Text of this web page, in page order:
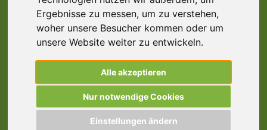
Ergebnisse zu messen, um zu verstehen,
woher unsere Besucher kommen oder um
unsere Website weiter zu entwickeln.
Alle akzeptieren
Nur notwendige Cookies
Einstellungen ändern
Helfer (m/w/d) Galvanik, Mainaschaff
63814 Mainaschaff